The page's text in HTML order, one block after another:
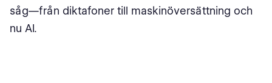
såg—från diktafoner till maskinöversättning och
nu AI.